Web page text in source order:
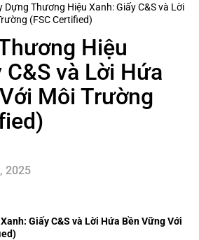
Dựng Thương Hiệu Xanh: Giấy C&S và Lời
(FSC Certified)
Hiệu
C&S và Lời Hứa
Môi Trường
2025
Giấy C&S và Lời Hứa Bền Vững Với